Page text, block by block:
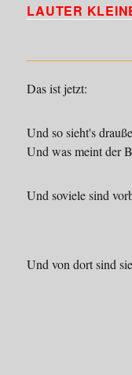
LAUTER
Das ist jetzt:
Und so sieht's
Und was meint der
Und soviele sind
Und von dort sind